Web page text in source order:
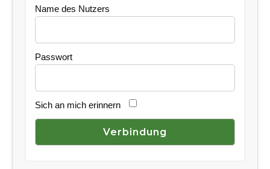
Name des Nutzers
Passwort
Sich an mich erinnern